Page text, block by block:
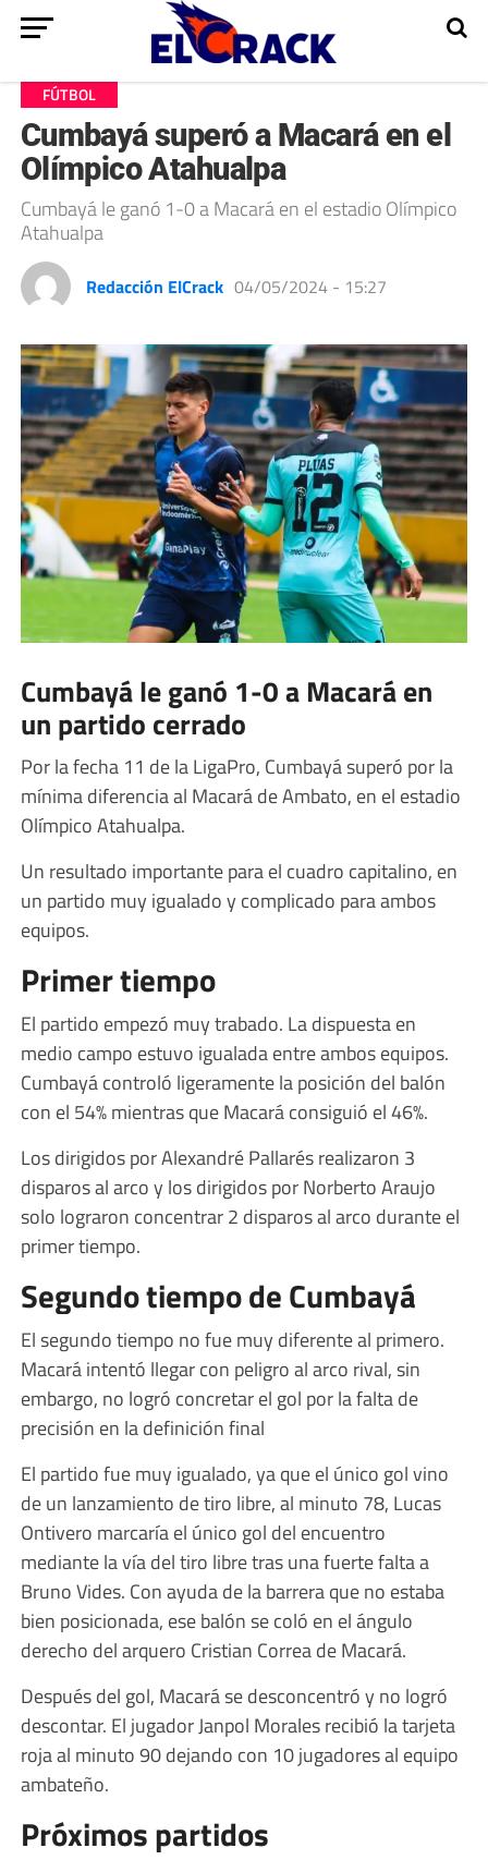
FÚTBOL
Cumbayá superó a Macará en el
Olímpico Atahualpa
Cumbayá le ganó 1-0 a Macará en el estadio Olímpico
Atahualpa
Redacción ElCrack 04/05/2024 - 15:27
Cumbayá le ganó 1-0 a Macará en
un partido cerrado
Por la fecha 11 de la LigaPro, Cumbayá superó por la
mínima diferencia al Macará de Ambato, en el estadio
Olímpico Atahualpa.
Un resultado importante para el cuadro capitalino, en
un partido muy igualado y complicado para ambos
equipos.
Primer tiempo
El partido empezó muy trabado. La dispuesta en
medio campo estuvo igualada entre ambos equipos.
Cumbayá controló ligeramente la posición del balón
con el 54% mientras que Macará consiguió el 46%.
Los dirigidos por Alexandré Pallarés realizaron 3
disparos al arco y los dirigidos por Norberto Araujo
solo lograron concentrar 2 disparos al arco durante el
primer tiempo.
Segundo tiempo de Cumbayá
El segundo tiempo no fue muy diferente al primero.
Macará intentó llegar con peligro al arco rival, sin
embargo, no logró concretar el gol por la falta de
precisión en la definición final
El partido fue muy igualado, ya que el único gol vino
de un lanzamiento de tiro libre, al minuto 78, Lucas
Ontivero marcaría el único gol del encuentro
mediante la vía del tiro libre tras una fuerte falta a
Bruno Vides. Con ayuda de la barrera que no estaba
bien posicionada, ese balón se coló en el ángulo
derecho del arquero Cristian Correa de Macará.
Después del gol, Macará se desconcentró y no logró
descontar. El jugador Janpol Morales recibió la tarjeta
roja al minuto 90 dejando con 10 jugadores al equipo
ambateño.
Próximos partidos